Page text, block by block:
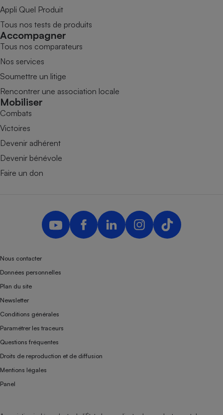
Appli Quel Produit
Tous nos tests de produits
Accompagner
Tous nos comparateurs
Nos services
Soumettre un litige
Rencontrer une association locale
Mobiliser
Combats
Victoires
Devenir adhérent
Devenir bénévole
Faire un don
Nous contacter
Données personnelles
Plan du site
Newsletter
Conditions générales
Paramétrer les traceurs
Questions fréquentes
Droits de reproduction et de diffusion
Mentions légales
Panel